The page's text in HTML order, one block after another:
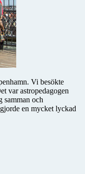
Vi besökte
var astropedagogen
samman och
en mycket lyckad